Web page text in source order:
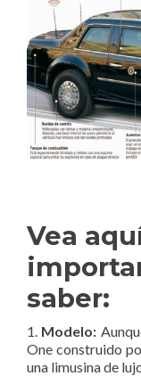
Vea
saber:
1. Modelo:
One construido
una limusina de